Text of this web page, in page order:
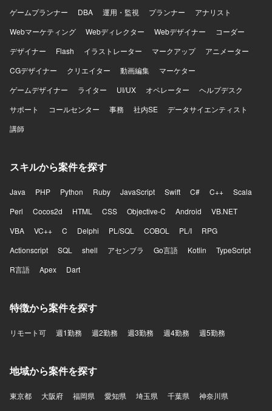
イトルに深く関わりながら、機能改善から新機能開発、イ
ーの反応をダイレクトに感じながら、企画部門とも連携し
てサービスの価値向上に貢献していただけます。 【開発環
境】 言語はJava、フレームワークはSpring Boot 3を利用し
ております。データベースはPolarDBを使用し、バージョン
ゲームプランナー
DBA 運用・監視 プランナー
アナリスト
Webマーケティング
Webディレクター Webデザイナー
コーダー
デザイナー
Flash イラストレーター マークアップ
アニメーター
CGデザイナー
クリエイター 動画編集
マーケター
ゲームデザイナー
ライター UI/UX オペレーター
ヘルプデスク
サポート
コールセンター 事務 社内SE
データサイエンティスト
講師
スキルから案件を探す
Java PHP Python Ruby JavaScript Swift C# C++
Scala
Perl
Cocos2d HTML CSS Objective-C Android
VB.NET
VBA
VC++ C Delphi PL/SQL COBOL PL/I
RPG
Actionscript
SQL shell アセンブラ Go言語 Kotlin
TypeScript
R言語
Apex Dart
特徴から案件を探す
リモート可 週1勤務 週2勤務 週3勤務 週4勤務 週5勤務
地域から案件を探す
東京都 大阪府 福岡県 愛知県 埼玉県 千葉県
神奈川県